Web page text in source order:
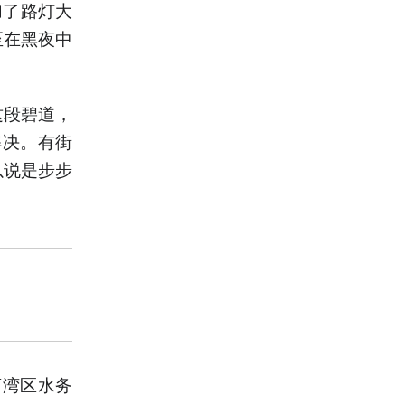
路灯大
黑夜中
碧道，
。有街
是步步
区水务